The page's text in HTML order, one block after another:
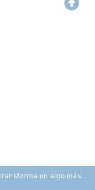
en algo más.